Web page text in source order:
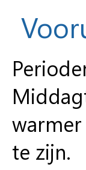
te zijn.